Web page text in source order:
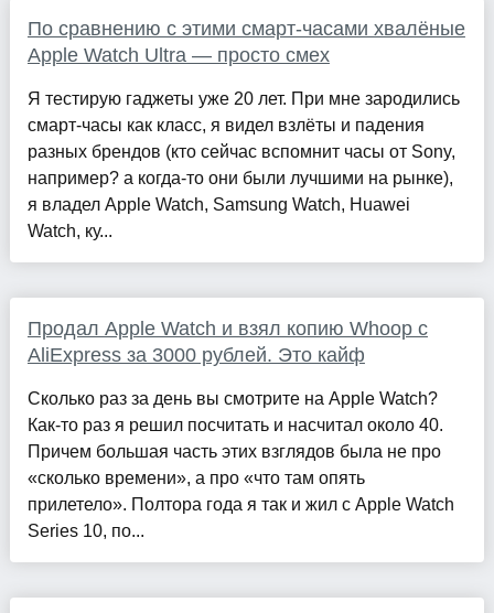
По сравнению с этими смарт-часами хвалёные
Apple Watch Ultra — просто смех
Я тестирую гаджеты уже 20 лет. При мне зародились
смарт-часы как класс, я видел взлёты и падения
разных брендов (кто сейчас вспомнит часы от Sony,
например? а когда-то они были лучшими на рынке),
я владел Apple Watch, Samsung Watch, Huawei
Watch, ку...
Продал Apple Watch и взял копию Whoop с
AliExpress за 3000 рублей. Это кайф
Сколько раз за день вы смотрите на Apple Watch?
Как-то раз я решил посчитать и насчитал около 40.
Причем большая часть этих взглядов была не про
«сколько времени», а про «что там опять
прилетело». Полтора года я так и жил с Apple Watch
Series 10, по...